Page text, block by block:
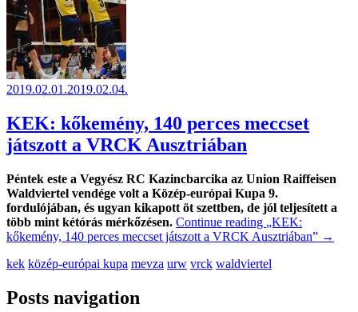
2019.02.01.2019.02.04.
KEK: kőkemény, 140 perces meccset
játszott a VRCK Ausztriában
Péntek este a Vegyész RC Kazincbarcika az Union Raiffeisen
Waldviertel vendége volt a Közép-európai Kupa 9.
fordulójában, és ugyan kikapott öt szettben, de jól teljesített a
több mint kétórás mérkőzésen. Continue reading „KEK:
kőkemény, 140 perces meccset játszott a VRCK Ausztriában” →
kek közép-európai kupa mevza urw vrck waldviertel
Posts navigation